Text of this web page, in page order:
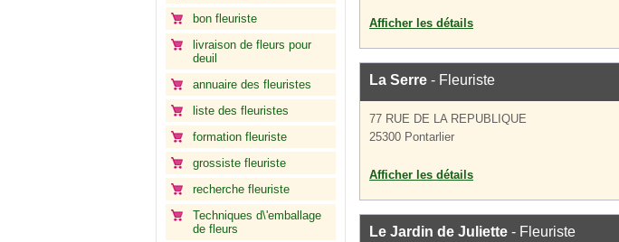
bon fleuriste
livraison de fleurs pour
deuil
annuaire des fleuristes
liste des fleuristes
formation fleuriste
grossiste fleuriste
recherche fleuriste
Techniques d\'emballage
de fleurs
Afficher les détails
La Serre - Fleuriste
77 RUE DE LA REPUBLIQUE
25300 Pontarlier
Afficher les détails
Le Jardin de Juliette - Fleuriste